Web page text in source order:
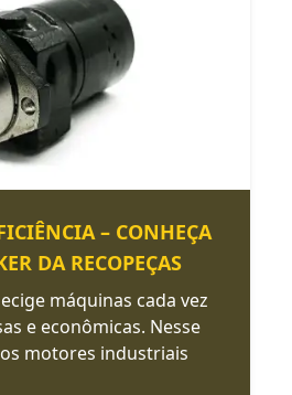
– CONHEÇA
DA RECOPEÇAS
máquinas cada vez
e econômicas. Nesse
motores industriais